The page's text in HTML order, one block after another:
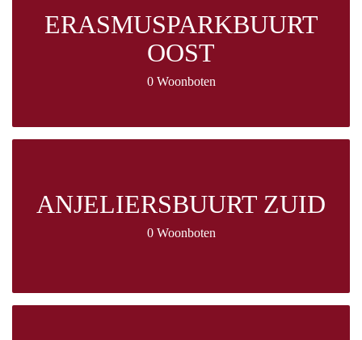
ERASMUSPARKBUURT
OOST
0 Woonboten
ANJELIERSBUURT ZUID
0 Woonboten